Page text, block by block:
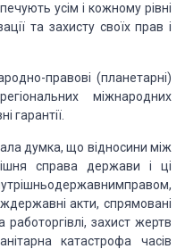
усім і кож­ному рівні
та захисту своїх прав і
правові (плане­тарні)
міжнарод­них
гарантії.
думка, що відноси­ни між
справа держави і ці
правом,
акти, спрямовані
захист жертв
ка­тастрофа часів